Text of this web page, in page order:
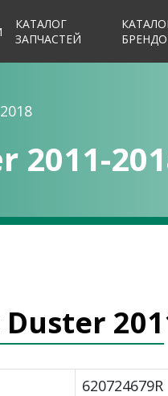
КАТАЛОГ
ЗАПЧАСТЕЙ
2011-
620724679R